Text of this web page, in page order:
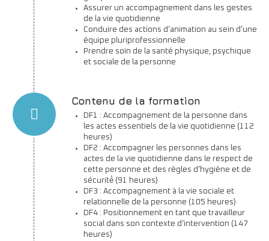
Assurer un accompagnement dans les gestes
de la vie quotidienne
Conduire des actions d’animation au sein d’une
équipe pluriprofessionnelle
Prendre soin de la santé physique, psychique
et sociale de la personne
Contenu de la formation
DF1 : Accompagnement de la personne dans
les actes essentiels de la vie quotidienne (112
heures)
DF2 : Accompagner les personnes dans les
actes de la vie quotidienne dans le respect de
cette personne et des règles d’hygiène et de
sécurité́ (91 heures)
DF3 : Accompagnement à la vie sociale et
relationnelle de la personne (105 heures)
DF4 : Positionnement en tant que travailleur
social dans son contexte d’intervention (147
heures)